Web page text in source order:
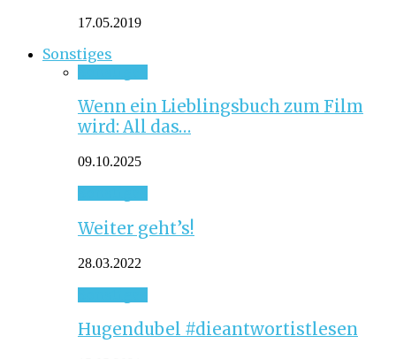
17.05.2019
Sonstiges
Wenn ein Lieblingsbuch zum Film
wird: All das…
09.10.2025
Weiter geht’s!
28.03.2022
Hugendubel #dieantwortistlesen